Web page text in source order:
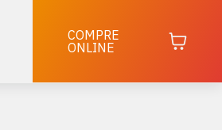
COMPRE
ONLINE